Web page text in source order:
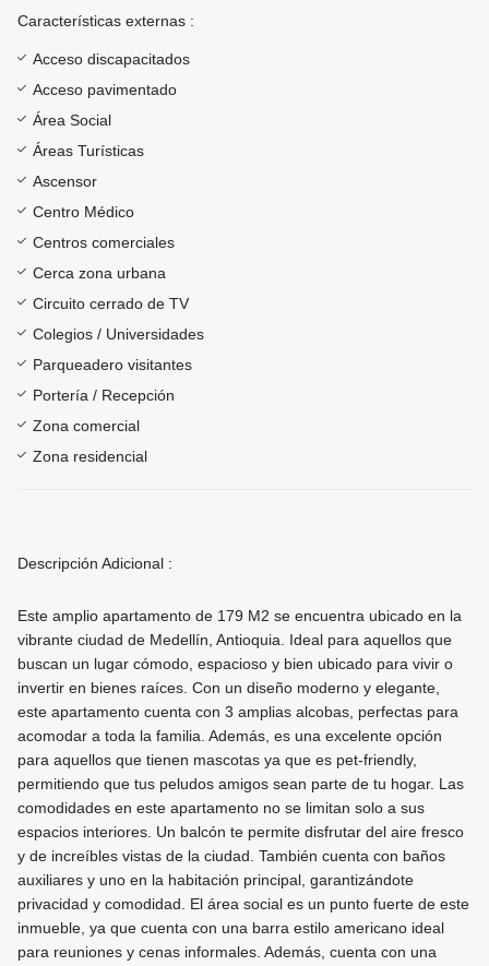
Características externas :
Acceso discapacitados
Acceso pavimentado
Área Social
Áreas Turísticas
Ascensor
Centro Médico
Centros comerciales
Cerca zona urbana
Circuito cerrado de TV
Colegios / Universidades
Parqueadero visitantes
Portería / Recepción
Zona comercial
Zona residencial
Descripción Adicional :
Este amplio apartamento de 179 M2 se encuentra ubicado en la
vibrante ciudad de Medellín, Antioquia. Ideal para aquellos que
buscan un lugar cómodo, espacioso y bien ubicado para vivir o
invertir en bienes raíces. Con un diseño moderno y elegante,
este apartamento cuenta con 3 amplias alcobas, perfectas para
acomodar a toda la familia. Además, es una excelente opción
para aquellos que tienen mascotas ya que es pet-friendly,
permitiendo que tus peludos amigos sean parte de tu hogar. Las
comodidades en este apartamento no se limitan solo a sus
espacios interiores. Un balcón te permite disfrutar del aire fresco
y de increíbles vistas de la ciudad. También cuenta con baños
auxiliares y uno en la habitación principal, garantizándote
privacidad y comodidad. El área social es un punto fuerte de este
inmueble, ya que cuenta con una barra estilo americano ideal
para reuniones y cenas informales. Además, cuenta con una